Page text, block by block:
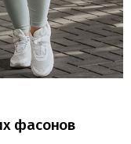
фасонов